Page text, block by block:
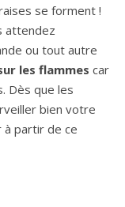
se forment !
attendez
ou tout autre
les flammes car
Dès que les
bien votre
à partir de ce